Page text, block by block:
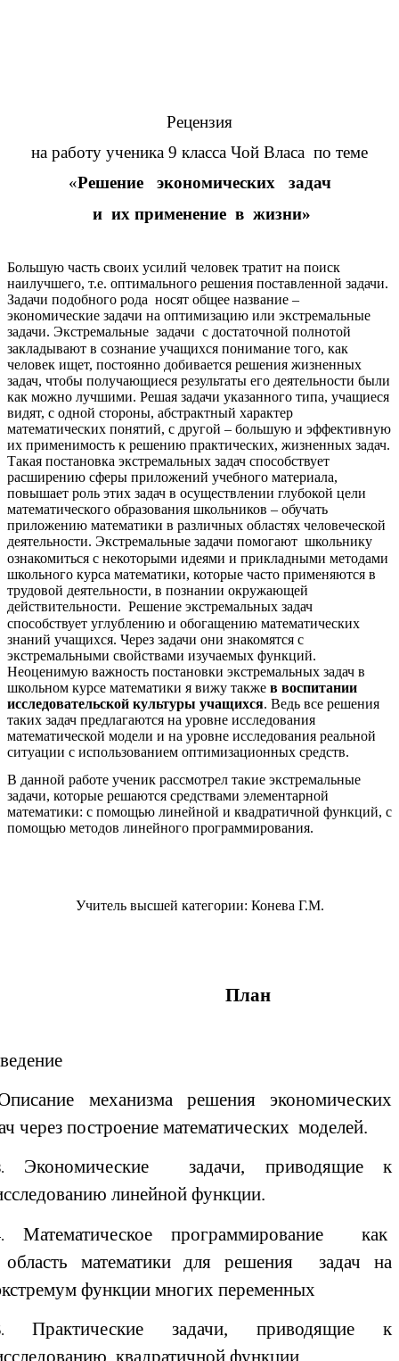
Рецензия
на работу ученика 9 класса Чой Власа по теме
«Решение экономических задач
и их применение в жизни»
Большую часть своих усилий человек тратит на поиск
наилучшего, т.е. оптимального решения поставленной задачи.
Задачи подобного рода носят общее название –
экономические задачи на оптимизацию или экстремальные
задачи. Экстремальные задачи с достаточной полнотой
закладывают в сознание учащихся понимание того, как
человек ищет, постоянно добивается решения жизненных
задач, чтобы получающиеся результаты его деятельности были
как можно лучшими. Решая задачи указанного типа, учащиеся
видят, с одной стороны, абстрактный характер
математических понятий, с другой – большую и эффективную
их применимость к решению практических, жизненных задач.
Такая постановка экстремальных задач способствует
расширению сферы приложений учебного материала,
повышает роль этих задач в осуществлении глубокой цели
математического образования школьников – обучать
приложению математики в различных областях человеческой
деятельности. Экстремальные задачи помогают школьнику
ознакомиться с некоторыми идеями и прикладными методами
школьного курса математики, которые часто применяются в
трудовой деятельности, в познании окружающей
действительности. Решение экстремальных задач
способствует углублению и обогащению математических
знаний учащихся. Через задачи они знакомятся с
экстремальными свойствами изучаемых функций.
Неоценимую важность постановки экстремальных задач в
школьном курсе математики я вижу также в воспитании
исследовательской культуры учащихся. Ведь все решения
таких задач предлагаются на уровне исследования
математической модели и на уровне исследования реальной
ситуации с использованием оптимизационных средств.
В данной работе ученик рассмотрел такие экстремальные
задачи, которые решаются средствами элементарной
математики: с помощью линейной и квадратичной функций, с
помощью методов линейного программирования.
Учитель высшей категории: Конева Г.М.
План
механизма решения экономических
через построение математических моделей.
Экономические задачи, приводящие к
линейной функции.
Математическое программирование как
математики для решения задач на
функции многих переменных
Практические задачи, приводящие к
квадратичной функции.